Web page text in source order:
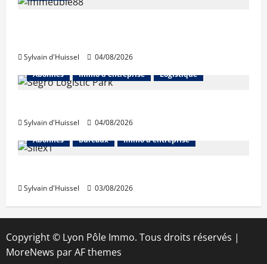
Sylvain d'Huissel
04/08/2026
Abonnés
Immo d'entreprise Logistique
Sylvain d'Huissel
04/08/2026
Abonnés
Bureaux Immo d'entreprise
Sylvain d'Huissel 03/08/2026
Copyright © Lyon Pôle Immo. Tous droits réservés |
MoreNews par AF themes